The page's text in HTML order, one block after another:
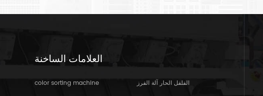
العلامات الساخنة
color sorting machine
الفلفل الحار آلة الفرز